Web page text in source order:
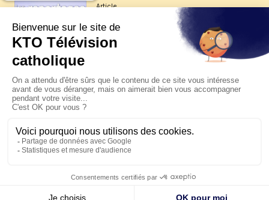
Article
Les reportages d'été 2026 de KTO
La visite pastorale du pape Léon
XIV à Assise à suivre sur KTO le
jeudi 6 août
Le pape en Uruguay, Argentine et
Pérou du 6 au 17 novembre 2026